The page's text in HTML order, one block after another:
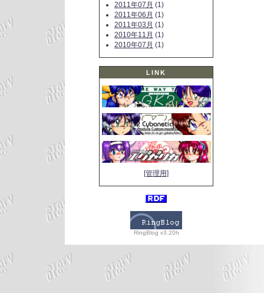
2011年07月 (1)
2011年06月 (1)
2011年03月 (1)
2010年11月 (1)
2010年07月 (1)
LINK
[管理用]
RingBlog v3.20h